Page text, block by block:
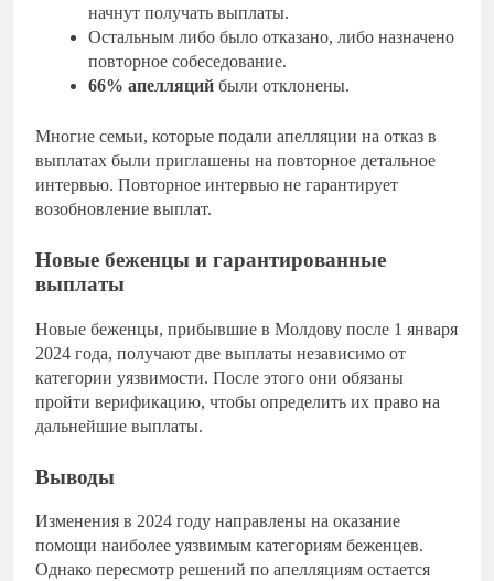
начнут получать выплаты.
Остальным либо было отказано, либо назначено
повторное собеседование.
66% апелляций были отклонены.
Многие семьи, которые подали апелляции на отказ в
выплатах были приглашены на повторное детальное
интервью. Повторное интервью не гарантирует
возобновление выплат.
Новые беженцы и гарантированные
выплаты
Новые беженцы, прибывшие в Молдову после 1 января
2024 года, получают две выплаты независимо от
категории уязвимости. После этого они обязаны
пройти верификацию, чтобы определить их право на
дальнейшие выплаты.
Выводы
Изменения в 2024 году направлены на оказание
помощи наиболее уязвимым категориям беженцев.
Однако пересмотр решений по апелляциям остается